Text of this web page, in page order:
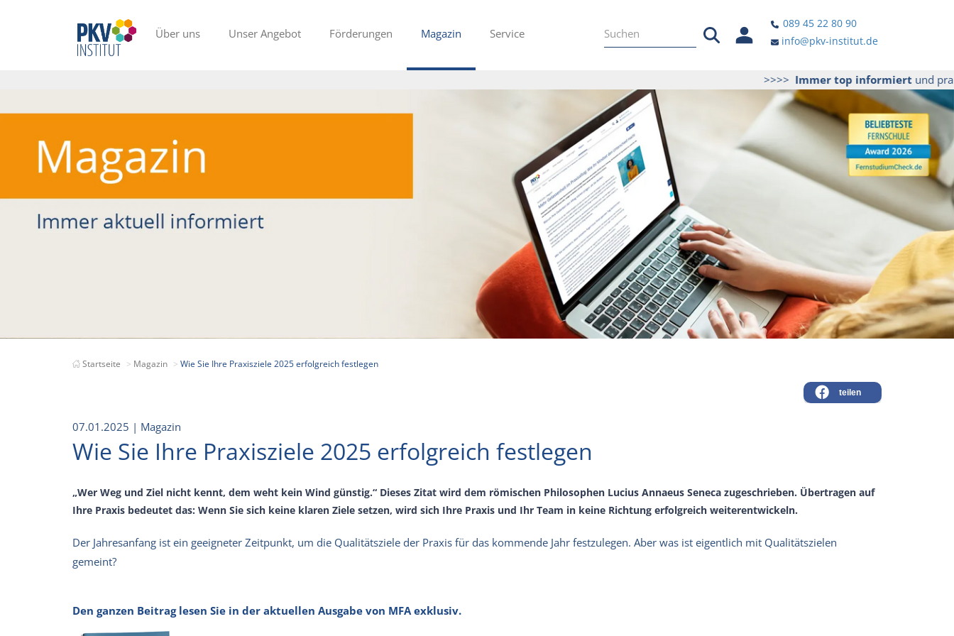
Über uns Unser Angebot Förderungen Magazin Service
089 45 22 80 90
info@pkv-institut.de
>>>>Immer top informiertund
Startseite Magazin Wie Sie Ihre Praxisziele 2025 erfolgreich festlegen
teilen
07.01.2025 | Magazin
Wie Sie Ihre Praxisziele 2025 erfolgreich festlegen
„Wer Weg und Ziel nicht kennt, dem weht kein Wind günstig.“ Dieses Zitat wird dem römischen Philosophen Lucius Annaeus Seneca zugeschrieben. Übertragen auf
Ihre Praxis bedeutet das: Wenn Sie sich keine klaren Ziele setzen, wird sich Ihre Praxis und Ihr Team in keine Richtung erfolgreich weiterentwickeln.
Der Jahresanfang ist ein geeigneter Zeitpunkt, um die Qualitätsziele der Praxis für das kommende Jahr festzulegen. Aber was ist eigentlich mit Qualitätszielen
gemeint?
Den ganzen Beitrag lesen Sie in der aktuellen Ausgabe von MFA exklusiv.